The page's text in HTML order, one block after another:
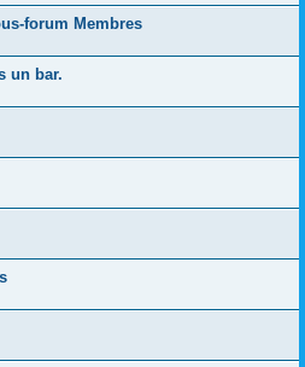
forum Membres
un bar.